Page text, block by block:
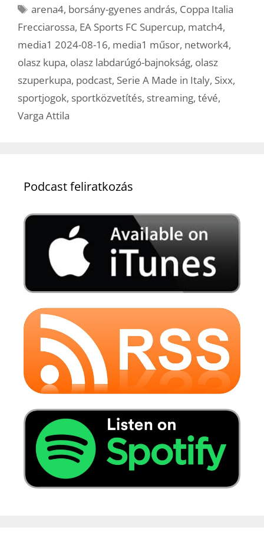
Címkék
arena4, borsány-gyenes andrás, Coppa Italia
Frecciarossa, EA Sports FC Supercup, match4,
media1 2024-08-16, media1 műsor, network4,
olasz kupa, olasz labdarúgó-bajnokság, olasz
szuperkupa, podcast, Serie A Made in Italy, Sixx,
sportjogok, sportközvetítés, streaming, tévé,
Varga Attila
Podcast feliratkozás